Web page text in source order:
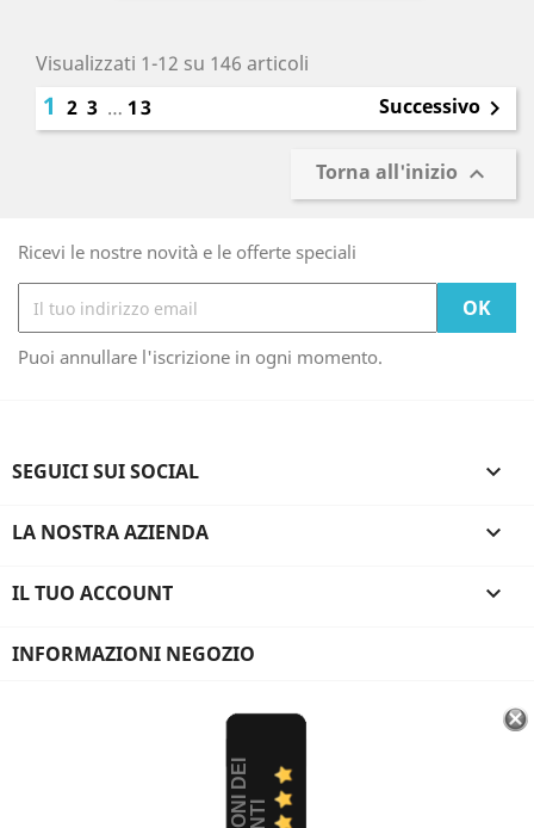
Visualizzati 1-12 su 146 articoli
1 2 3 … 13 Successivo 
Torna all'inizio 
Ricevi le nostre novità e le offerte speciali
Puoi annullare l'iscrizione in ogni momento.
SEGUICI SUI SOCIAL 
LA NOSTRA AZIENDA 
IL TUO ACCOUNT 
INFORMAZIONI NEGOZIO